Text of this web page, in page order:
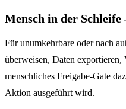
Mensch in der
Für unumkehrbare oder nach
überweisen, Daten
menschliches Freigabe-Gate
Aktion ausgeführt wird.